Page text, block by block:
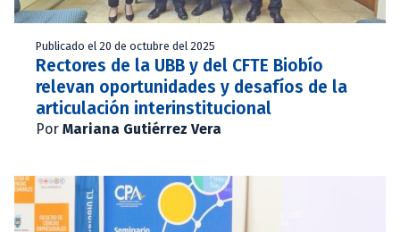
Publicado el 20 de octubre del 2025
Rectores de la UBB y del CFTE Biobío
relevan oportunidades y desafíos de la
articulación interinstitucional
Por Mariana Gutiérrez Vera